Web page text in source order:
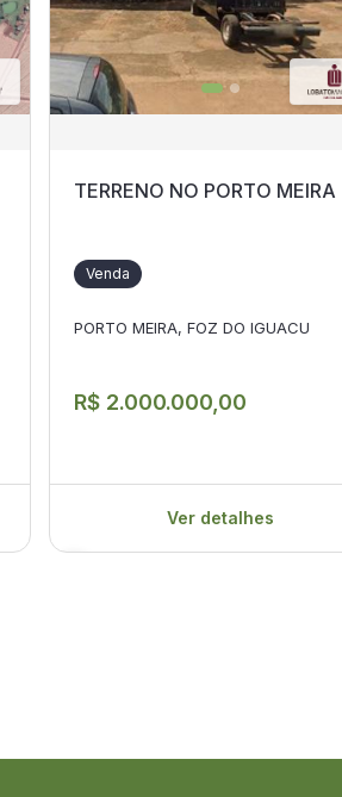
TERRENO NO PORTO MEIRA
Venda
PORTO MEIRA, FOZ DO IGUACU
R$ 2.000.000,00
Ver detalhes